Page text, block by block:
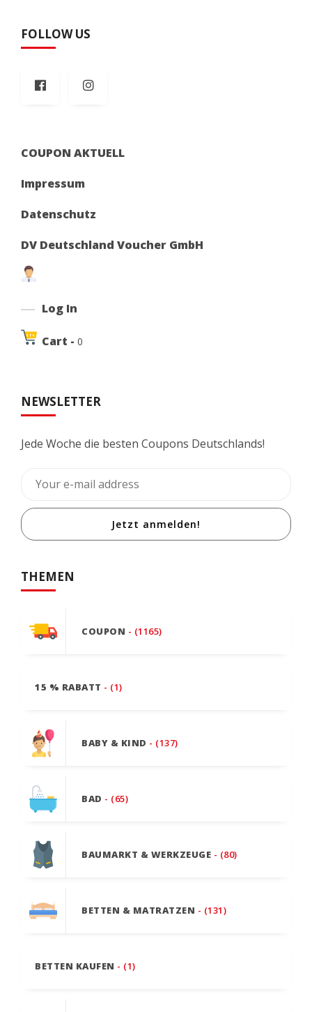
FOLLOW US
COUPON AKTUELL
Impressum
Datenschutz
DV Deutschland Voucher GmbH
Log In
Cart - 0
NEWSLETTER
Jede Woche die besten Coupons Deutschlands!
Jetzt anmelden!
THEMEN
COUPON - (1165)
15 % RABATT - (1)
BABY & KIND - (137)
BAD - (65)
BAUMARKT & WERKZEUGE - (80)
BETTEN & MATRATZEN - (131)
BETTEN KAUFEN - (1)